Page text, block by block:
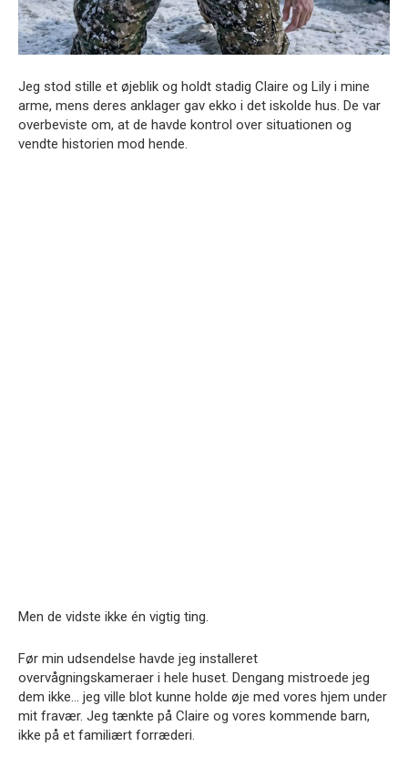
Jeg stod stille et øjeblik og holdt stadig Claire og Lily i mine
arme, mens deres anklager gav ekko i det iskolde hus. De var
overbeviste om, at de havde kontrol over situationen og
vendte historien mod hende.
Men de vidste ikke én vigtig ting.
Før min udsendelse havde jeg installeret
overvågningskameraer i hele huset. Dengang mistroede jeg
dem ikke… jeg ville blot kunne holde øje med vores hjem under
mit fravær. Jeg tænkte på Claire og vores kommende barn,
ikke på et familiært forræderi.